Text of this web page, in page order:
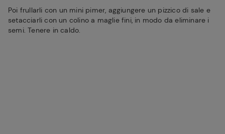
Poi frullarli con un mini pimer, aggiungere un pizzico di sale e
setacciarli con un colino a maglie fini, in modo da eliminare i
semi. Tenere in caldo.